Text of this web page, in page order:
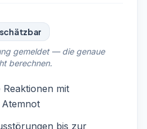
gemeldet — die genaue
berechnen.
mit
bis zur